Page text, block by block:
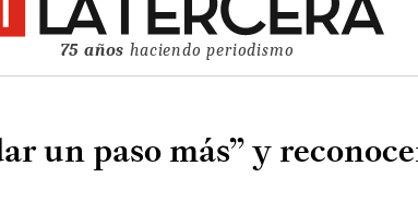
75 años haciendo periodismo
un paso más” y